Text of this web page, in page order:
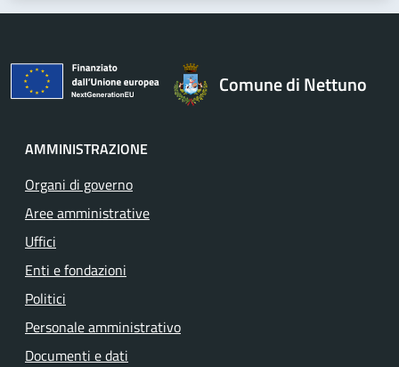
Comune di Nettuno
AMMINISTRAZIONE
Organi di governo
Aree amministrative
Uffici
Enti e fondazioni
Politici
Personale amministrativo
Documenti e dati